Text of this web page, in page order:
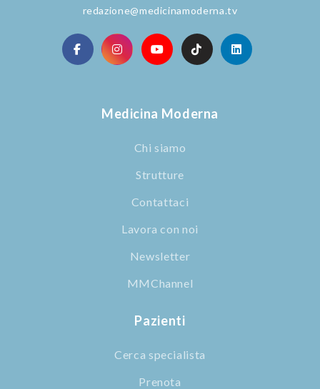
redazione@medicinamoderna.tv
Medicina Moderna
Chi siamo
Strutture
Contattaci
Lavora con noi
Newsletter
MMChannel
Pazienti
Cerca specialista
Prenota